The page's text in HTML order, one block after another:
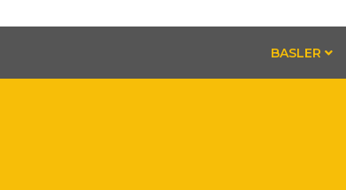
BASLER